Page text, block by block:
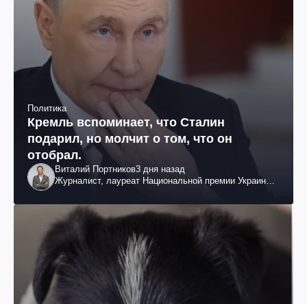
Политика
Кремль вспоминает, что Сталин
подарил, но молчит о том, что он
отобрал.
Виталий Портников3 дня назад
Журналист, лауреат Национальной премии Украины